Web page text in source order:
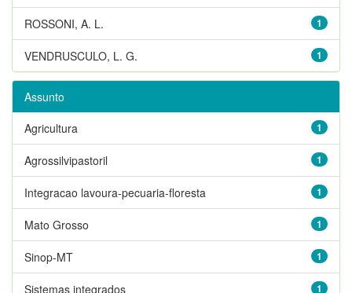
1
ROSSONI, A. L.
1
VENDRUSCULO, L. G.
Assunto
1
Agricultura
1
Agrossilvipastoril
1
Integracao lavoura-pecuaria-floresta
1
Mato Grosso
1
Sinop-MT
1
Sistemas integrados